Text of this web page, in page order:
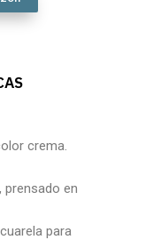
crema.
prensado en
para